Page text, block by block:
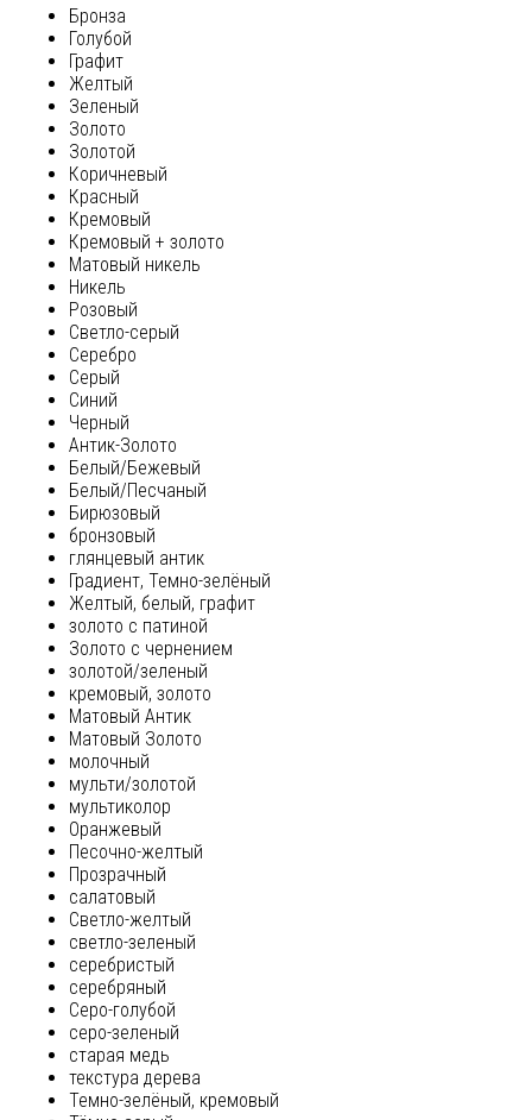
Бронза
Голубой
Графит
Желтый
Зеленый
Золото
Золотой
Коричневый
Красный
Кремовый
Кремовый + золото
Матовый никель
Никель
Розовый
Светло-серый
Серебро
Серый
Синий
Черный
Антик-Золото
Белый/Бежевый
Белый/Песчаный
Бирюзовый
бронзовый
глянцевый антик
Градиент, Темно-зелёный
Желтый, белый, графит
золото с патиной
Золото с чернением
золотой/зеленый
кремовый, золото
Матовый Антик
Матовый Золото
молочный
мульти/золотой
мультиколор
Оранжевый
Песочно-желтый
Прозрачный
салатовый
Светло-желтый
светло-зеленый
серебристый
серебряный
Серо-голубой
серо-зеленый
старая медь
текстура дерева
Темно-зелёный, кремовый